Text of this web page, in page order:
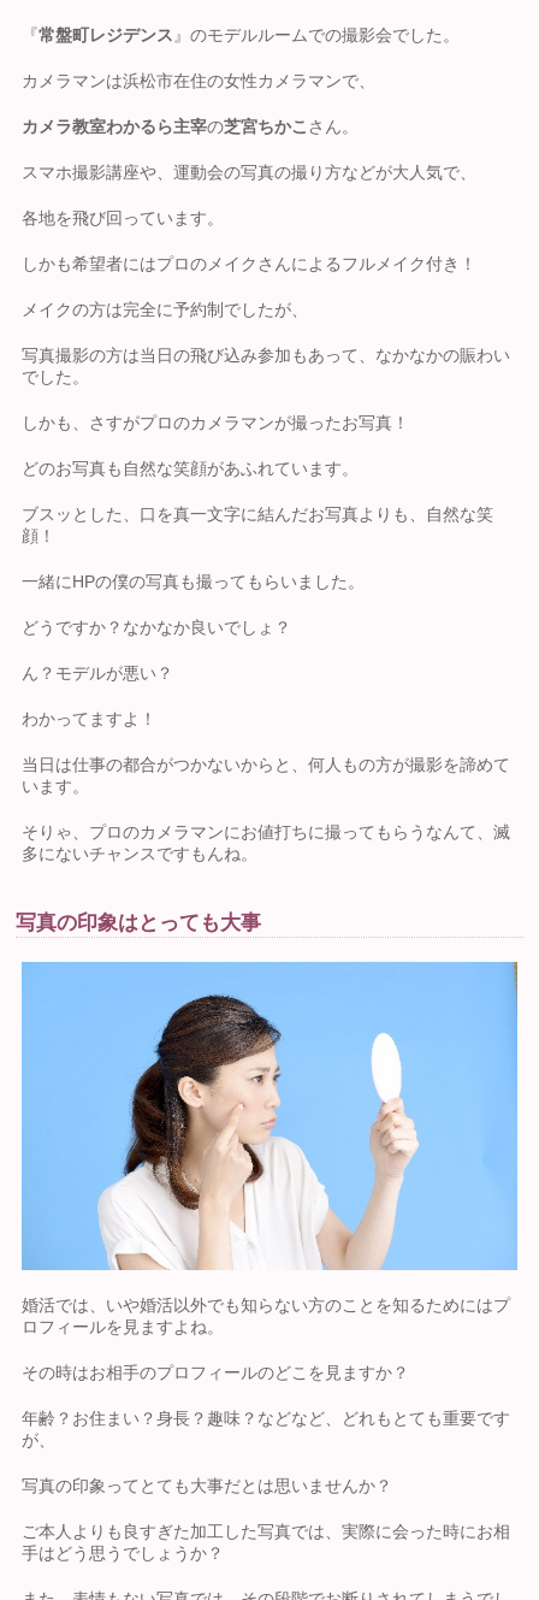
『常盤町レジデンス 』のモデルルームでの撮影会でした。
カメラマンは浜松市在住の女性カメラマンで、
カメラ教室わかるら主宰の芝宮ちかこ さん。
スマホ撮影講座や、運動会の写真の撮り方などが大人気で、
各地を飛び回っています。
しかも希望者にはプロのメイクさんによるフルメイク付き！
メイクの方は完全に予約制でしたが、
写真撮影の方は当日の飛び込み参加もあって、なかなかの賑わい
でした。
しかも、さすがプロのカメラマンが撮ったお写真！
どのお写真も自然な笑顔があふれています。
ブスッとした、口を真一文字に結んだお写真よりも、自然な笑
顔！
一緒にHPの僕の写真も撮ってもらいました。
どうですか？なかなか良いでしょ？
ん？モデルが悪い？
わかってますよ！
当日は仕事の都合がつかないからと、何人もの方が撮影を諦めて
います。
そりゃ、プロのカメラマンにお値打ちに撮ってもらうなんて、滅
多にないチャンスですもんね。
写真の印象はとっても大事
婚活では、いや婚活以外でも知らない方のことを知るためにはプ
ロフィールを見ますよね。
その時はお相手のプロフィールのどこを見ますか？
年齢？お住まい？身長？趣味？などなど、どれもとても重要です
が、
写真の印象ってとても大事だとは思いませんか？
ご本人よりも良すぎた加工した写真では、実際に会った時にお相
手はどう思うでしょうか？